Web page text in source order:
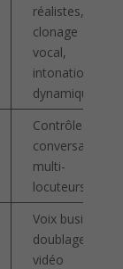
réalistes,
clonage
vocal,
intonations
dynamiques
Contrôle fin,
conversations
multi-
locuteurs
Voix business,
doublage
vidéo